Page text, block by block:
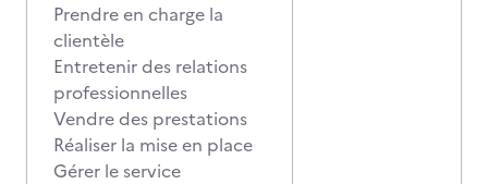
Prendre en charge la
clientèle
Entretenir des relations
professionnelles
Vendre des prestations
Réaliser la mise en place
Gérer le service